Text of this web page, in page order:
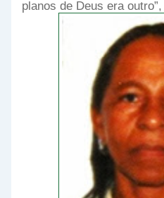
planos de Deus era